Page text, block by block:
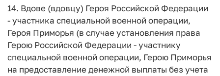
14. Вдове (вдовцу) Героя Российской Федерации
- участника специальной военной операции,
Героя Приморья (в случае установления права
Герою Российской Федерации - участнику
специальной военной операции, Герою Приморья
на предоставление денежной выплаты без учета